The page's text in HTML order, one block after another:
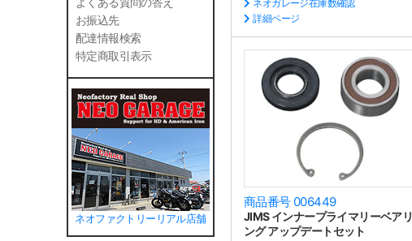
お振込先
配達情報検索
特定商取引表示
ネオファクトリーリアル店舗
ネオガレージ在庫数確認
詳細ページ
商品番号 006449
JIMS インナープライマリーベアリ
ング アップデートセット